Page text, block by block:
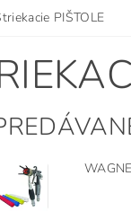
PIŠTOLE